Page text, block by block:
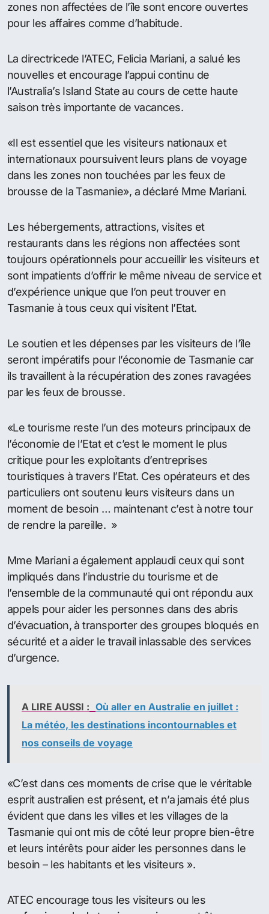
zones non affectées de l’île sont encore ouvertes
pour les affaires comme d’habitude.
La directricede l’ATEC, Felicia Mariani, a salué les
nouvelles et encourage l’appui continu de
l’Australia’s Island State au cours de cette haute
saison très importante de vacances.
«Il est essentiel que les visiteurs nationaux et
internationaux poursuivent leurs plans de voyage
dans les zones non touchées par les feux de
brousse de la Tasmanie», a déclaré Mme Mariani.
Les hébergements, attractions, visites et
restaurants dans les régions non affectées sont
toujours opérationnels pour accueillir les visiteurs et
sont impatients d’offrir le même niveau de service et
d’expérience unique que l’on peut trouver en
Tasmanie à tous ceux qui visitent l’Etat.
Le soutien et les dépenses par les visiteurs de l’île
seront impératifs pour l’économie de Tasmanie car
ils travaillent à la récupération des zones ravagées
par les feux de brousse.
«Le tourisme reste l’un des moteurs principaux de
l’économie de l’Etat et c’est le moment le plus
critique pour les exploitants d’entreprises
touristiques à travers l’Etat. Ces opérateurs et des
particuliers ont soutenu leurs visiteurs dans un
moment de besoin … maintenant c’est à notre tour
de rendre la pareille. »
Mme Mariani a également applaudi ceux qui sont
impliqués dans l’industrie du tourisme et de
l’ensemble de la communauté qui ont répondu aux
appels pour aider les personnes dans des abris
d’évacuation, à transporter des groupes bloqués en
sécurité et a aider le travail inlassable des services
d’urgence.
A LIRE AUSSI : Où aller en Australie en juillet :
La météo, les destinations incontournables et
nos conseils de voyage
«C’est dans ces moments de crise que le véritable
esprit australien est présent, et n’a jamais été plus
évident que dans les villes et les villages de la
Tasmanie qui ont mis de côté leur propre bien-être
et leurs intérêts pour aider les personnes dans le
besoin – les habitants et les visiteurs ».
ATEC encourage tous les visiteurs ou les